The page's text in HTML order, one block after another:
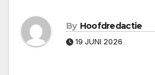
By Hoofdredactie
19 JUNI 2026